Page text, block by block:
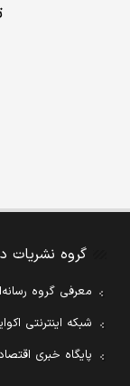
گروه نشریات
معرفی گروه
شبکه اینترنتی
پایگاه خبری